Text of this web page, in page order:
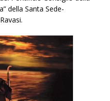
della Santa Sede-